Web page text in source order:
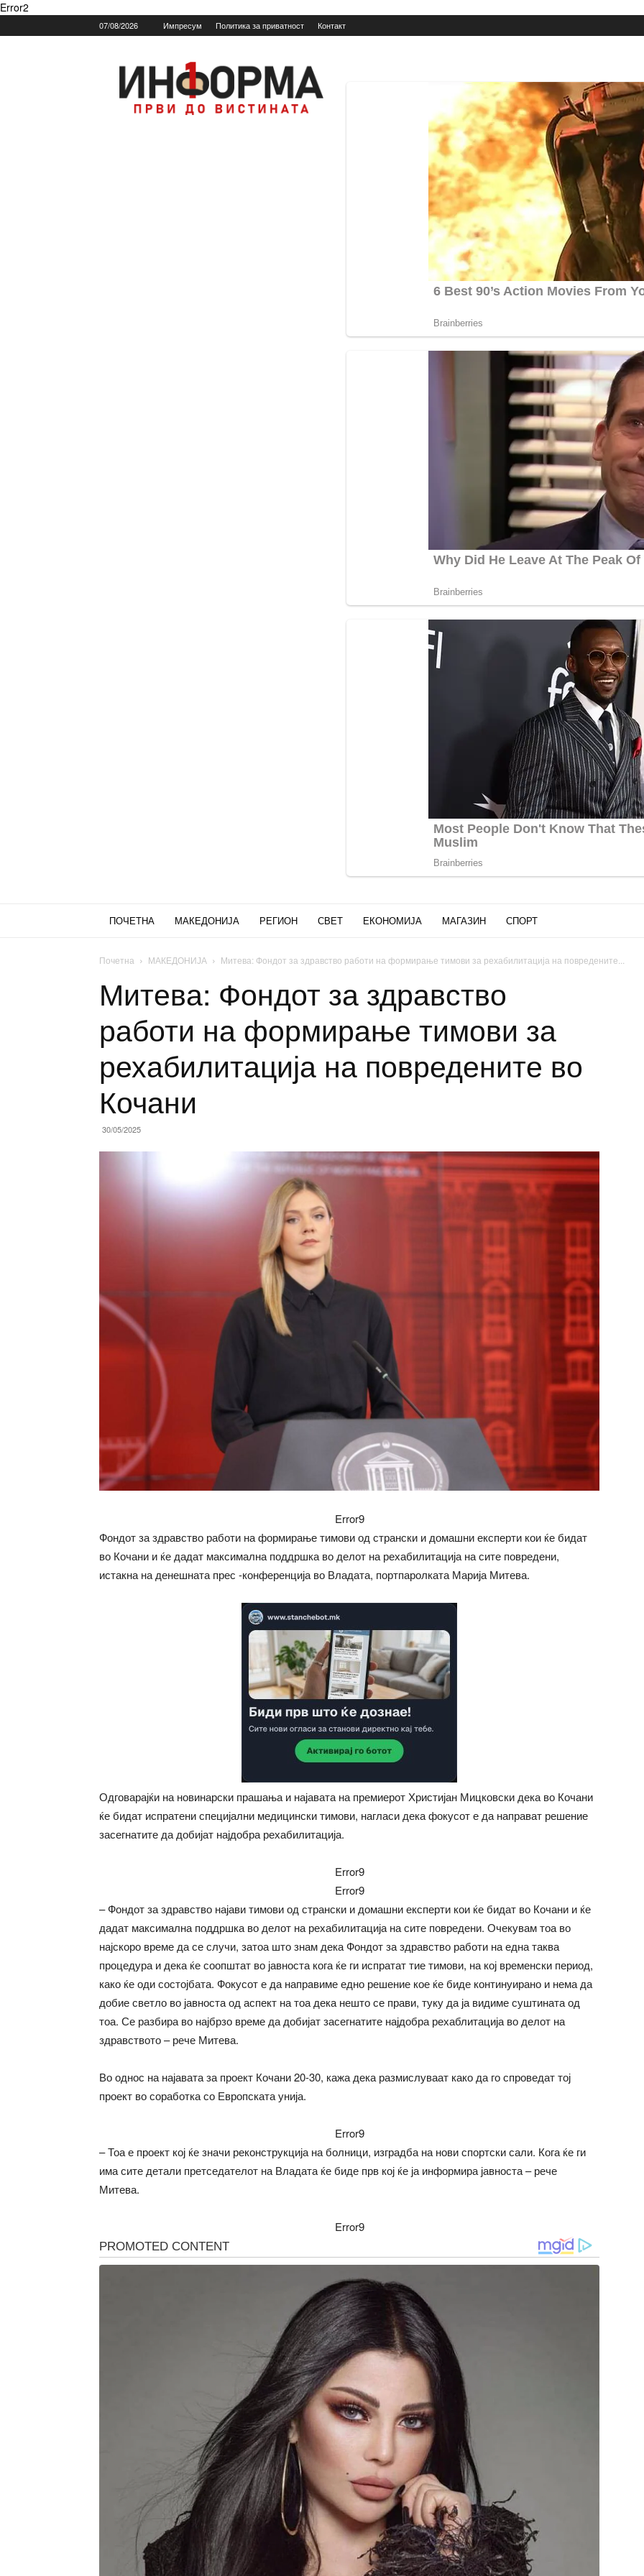
Error2
07/08/2026 Импресум Политика за приватност Контакт
Informa.mk
ПОЧЕТНА МАКЕДОНИЈА РЕГИОН СВЕТ ЕКОНОМИЈА МАГАЗИН СПОРТ
Почетна МАКЕДОНИЈА Митева: Фондот за здравство работи на формирање тимови за рехабилитација на повредените...
Митева: Фондот за здравство
работи на формирање тимови за
рехабилитација на повредените во
Кочани
30/05/2025
Error9
Фондот за здравство работи на формирање тимови од странски и домашни експерти кои ќе бидат
во Кочани и ќе дадат максимална поддршка во делот на рехабилитација на сите повредени,
истакна на денешната прес -конференција во Владата, портпаролката Марија Митева.
Одговарајќи на новинарски прашања и најавата на премиерот Христијан Мицковски дека во Кочани
ќе бидат испратени специјални медицински тимови, нагласи дека фокусот е да направат решение
засегнатите да добијат најдобра рехабилитација.
Error9
Error9
– Фондот за здравство најави тимови од странски и домашни експерти кои ќе бидат во Кочани и ќе
дадат максимална поддршка во делот на рехабилитација на сите повредени. Очекувам тоа во
најскоро време да се случи, затоа што знам дека Фондот за здравство работи на една таква
процедура и дека ќе соопштат во јавноста кога ќе ги испратат тие тимови, на кој временски период,
како ќе оди состојбата. Фокусот е да напрaвиме едно решение кое ќе биде континуирано и нема да
добие светло во јавноста од аспект на тоа дека нешто се прави, туку да ја видиме суштината од
тоа. Се разбира во најбрзо време да добијат засегнатите најдобра рехаблитација во делот на
здравството – рече Митева.
Во однос на најавата за проект Кочани 20-30, кажа дека размислуваат како да го спроведат тој
проект во соработка со Европската унија.
Error9
– Тоа е проект кој ќе значи реконструкција на болници, изградба на нови спортски сали. Кога ќе ги
има сите детали претседателот на Владата ќе биде прв кој ќе ја информира јавноста – рече
Митева.
Error9